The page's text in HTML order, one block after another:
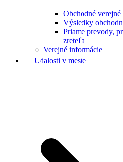
Obchodné verejné
Výsledky
Priame prevody,
zreteľa
Verejné informácie
Udalosti v meste